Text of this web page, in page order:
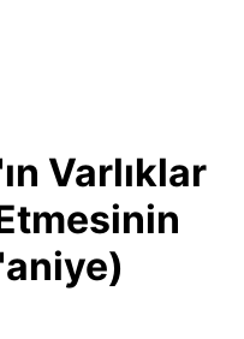
Varlıklar